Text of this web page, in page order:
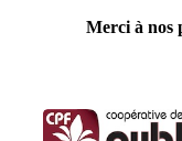
Merci à nos